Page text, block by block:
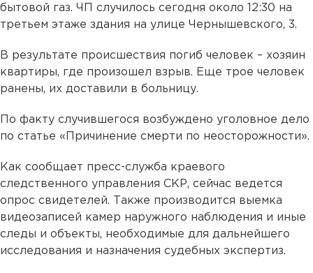
бытовой газ. ЧП случилось сегодня около 12:30 на
третьем этаже здания на улице Чернышевского, 3.
В результате происшествия погиб человек – хозяин
квартиры, где произошел взрыв. Еще трое человек
ранены, их доставили в больницу.
По факту случившегося возбуждено уголовное дело
по статье «Причинение смерти по неосторожности».
Как сообщает пресс-служба краевого
следственного управления СКР, сейчас ведется
опрос свидетелей. Также производится выемка
видеозаписей камер наружного наблюдения и иные
следы и объекты, необходимые для дальнейшего
исследования и назначения судебных экспертиз.